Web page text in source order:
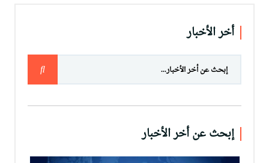
أخر الأخبار
إبحث عن أخر الأخبار